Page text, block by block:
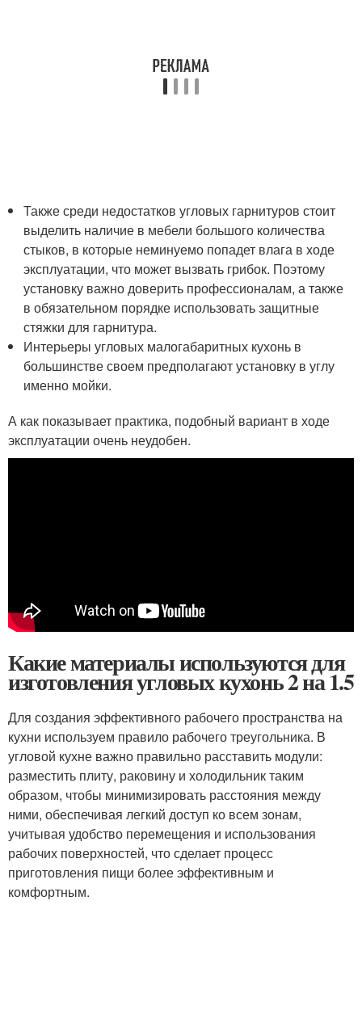
Также среди недостатков угловых гарнитуров стоит
выделить наличие в мебели большого количества
стыков, в которые неминуемо попадет влага в ходе
эксплуатации, что может вызвать грибок. Поэтому
установку важно доверить профессионалам, а также
в обязательном порядке использовать защитные
стяжки для гарнитура.
Интерьеры угловых малогабаритных кухонь в
большинстве своем предполагают установку в углу
именно мойки.
А как показывает практика, подобный вариант в ходе
эксплуатации очень неудобен.
Какие материалы используются для
изготовления угловых кухонь 2 на 1.5
Для создания эффективного рабочего пространства на
кухни используем правило рабочего треугольника. В
угловой кухне важно правильно расставить модули:
разместить плиту, раковину и холодильник таким
образом, чтобы минимизировать расстояния между
ними, обеспечивая легкий доступ ко всем зонам,
учитывая удобство перемещения и использования
рабочих поверхностей, что сделает процесс
приготовления пищи более эффективным и
комфортным.